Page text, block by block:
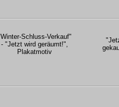
Schluss-Verkauf"
- "Jetzt wird geräumt!",
Plakatmotiv